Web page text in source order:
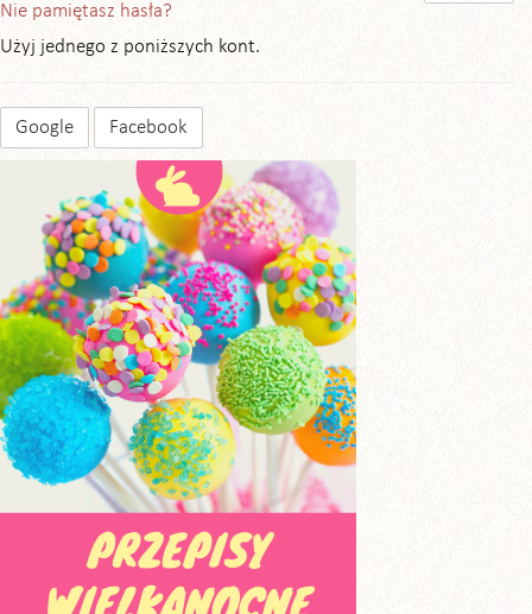
Nie pamiętasz hasła?
Użyj jednego z poniższych kont.
Google Facebook